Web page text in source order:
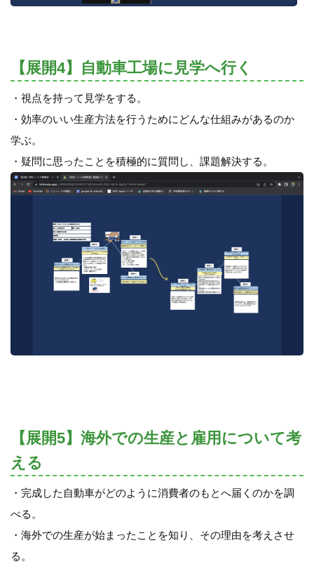
【展開4】自動車工場に見学へ行く
・視点を持って見学をする。
・効率のいい生産方法を行うためにどんな仕組みがあるのか
学ぶ。
・疑問に思ったことを積極的に質問し、課題解決する。
【展開5】海外での生産と雇用について考
える
・完成した自動車がどのように消費者のもとへ届くのかを調
べる。
・海外での生産が始まったことを知り、その理由を考えさせ
る。